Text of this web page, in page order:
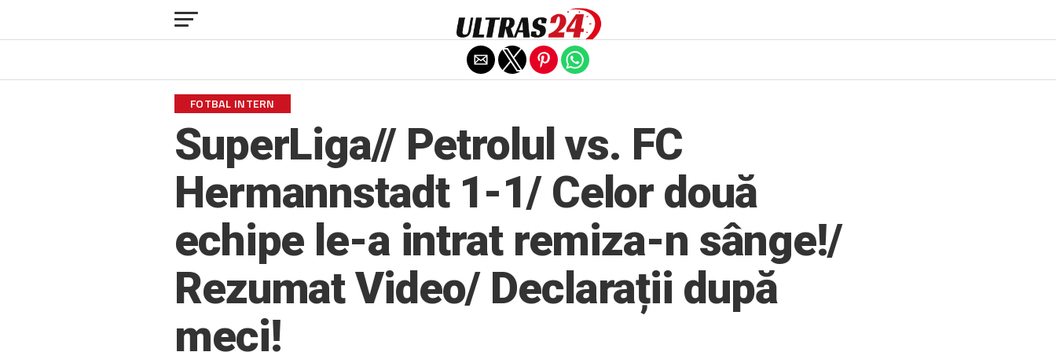
FOTBAL INTERN
SuperLiga// Petrolul vs. FC
Hermannstadt 1-1/ Celor două
echipe le-a intrat remiza-n sânge!/
Rezumat Video/ Declarații după
meci!
Exit mobile version